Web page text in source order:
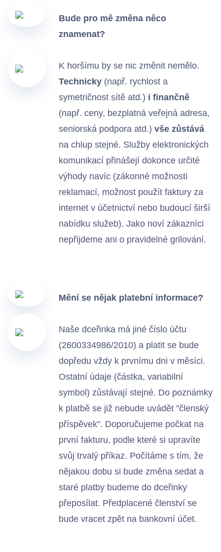
Bude pro mě změna něco
znamenat?
K horšímu by se nic změnit nemělo.
Technicky (např. rychlost a
symetričnost sítě atd.) i finančně
(např. ceny, bezplatná veřejná adresa,
seniorská podpora atd.) vše zůstává
na chlup stejné. Služby elektronických
komunikací přinášejí dokonce určité
výhody navíc (zákonné možnosti
reklamací, možnost použít faktury za
internet v účetnictví nebo budoucí širší
nabídku služeb). Jako noví zákazníci
nepřijdeme ani o pravidelné grilování.
Mění se nějak platební informace?
Naše dceřinka má jiné číslo účtu
(2600334986/2010) a platit se bude
dopředu vždy k prvnímu dni v měsíci.
Ostatní údaje (částka, variabilní
symbol) zůstávají stejné. Do poznámky
k platbě se již nebude uvádět "členský
příspěvek". Doporučujeme počkat na
první fakturu, podle které si upravíte
svůj trvalý příkaz. Počítáme s tím, že
nějakou dobu si bude změna sedat a
staré platby budeme do dceřinky
přeposílat. Předplacené členství se
bude vracet zpět na bankovní účet.